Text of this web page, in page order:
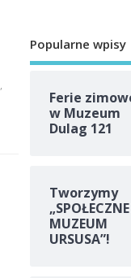
,
Popularne wpisy
Ferie
w Muzeum
Dulag 121
Tworzymy
„SPOŁECZNE
MUZEUM
URSUSA”!